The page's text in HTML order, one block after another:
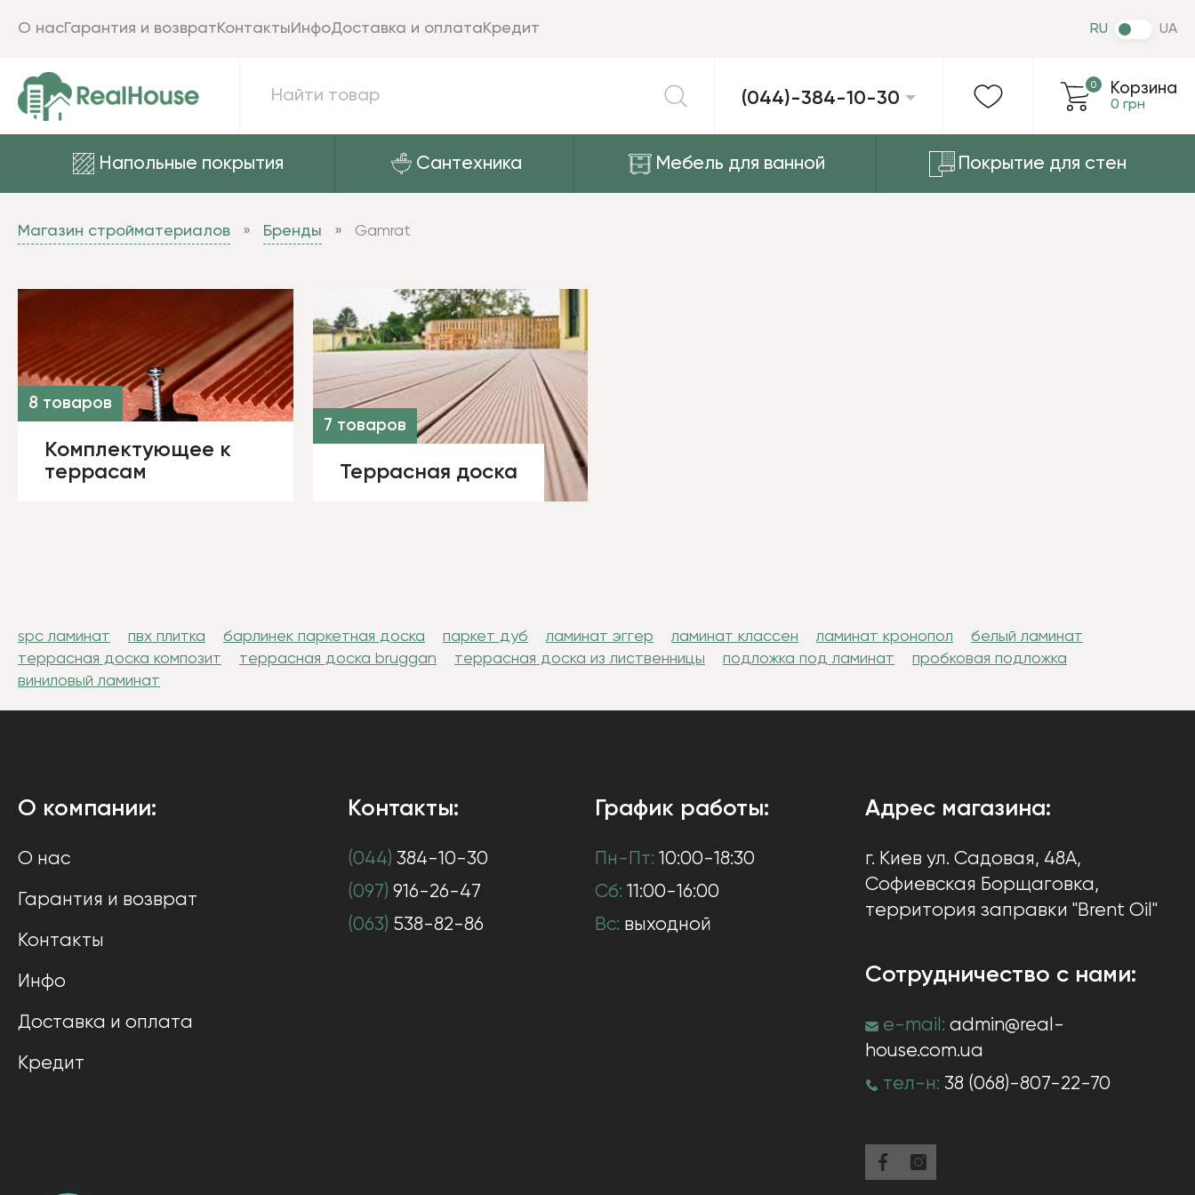
(044)-384-10-30
Корзина
0 грн
0
RU UA
Напольные покрытия Сантехника Мебель для ванной Покрытие для стен
О насГарантия и возвратКонтактыИнфоДоставка и оплатаКредит
Магазин стройматериалов Бренды Gamrat
8 товаров
Комплектующее к
террасам
7 товаров
Террасная доска
spc ламинат пвх плитка барлинек паркетная доска паркет дуб ламинат эггер ламинат классен ламинат кронопол
белый ламинат
террасная доска композит
террасная доска bruggan террасная доска из лиственницы подложка под ламинат
пробковая подложка
виниловый ламинат
О компании:
О нас
Гарантия и возврат
Контакты
Инфо
Доставка и оплата
Кредит
Контакты:
(044) 384-10-30
(097) 916-26-47
(063) 538-82-86
График работы:
Пн-Пт: 10:00-18:30
Сб: 11:00-16:00
Вс: выходной
Адрес магазина:
г. Киев ул. Садовая, 48А,
Софиевская Борщаговка,
территория заправки "Brent Oil"
Сотрудничество с нами:
e-mail: admin@real-
house.com.ua
тел-н: 38 (068)-807-22-70